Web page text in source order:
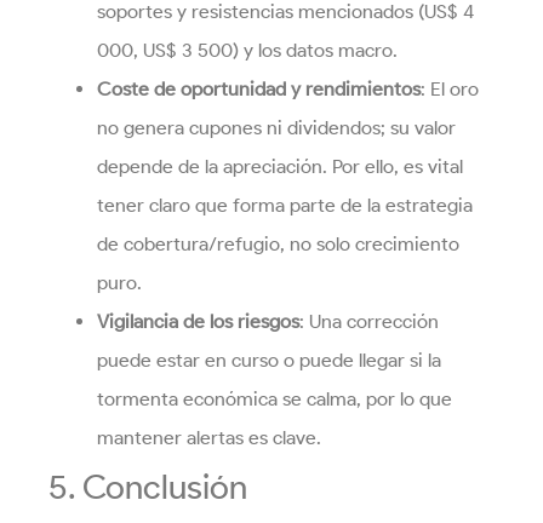
soportes y resistencias mencionados (US$ 4
000, US$ 3 500) y los datos macro.
Coste de oportunidad y rendimientos: El oro
no genera cupones ni dividendos; su valor
depende de la apreciación. Por ello, es vital
tener claro que forma parte de la estrategia
de cobertura/refugio, no solo crecimiento
puro.
Vigilancia de los riesgos: Una corrección
puede estar en curso o puede llegar si la
tormenta económica se calma, por lo que
mantener alertas es clave.
5. Conclusión